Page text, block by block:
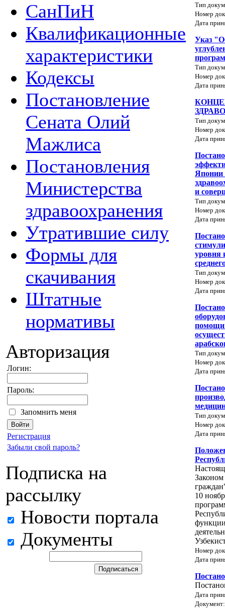
СанПиН
Квалификационные
характеристики
Кодексы
Постановление
Сената Олий
Мажлиса
Постановления
Министерства
здравоохранения
Утратившие силу
Формы для
скачивания
Штатные
нормативы
Авторизация
Логин:
Пароль:
Запомнить меня
Регистрация
Забыли свой пароль?
Подписка на
рассылку
Новости портала
Документы
Тип
Номер
Дата
Указ
Тип
Номер
Дата
Тип
Номер
Дата
Японии
и
Тип
Номер
Дата
уровня
Тип
Номер
Дата
помощи
Тип
Номер
Дата
Тип
Номер
Дата
10
Номер
Дата
Дата